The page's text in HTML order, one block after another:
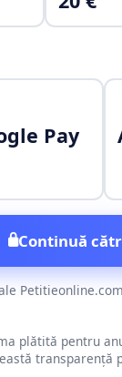
Pay
Continuă
plătită pentru